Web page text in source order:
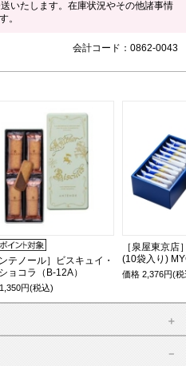
いたします。在庫状況やその他諸事情
。
会計コード：0862-0043
ンテノール］ビスキュイ・
ョコラ（B-12A）
1,350円(税込)
［泉屋東京店
(10袋入り)
価格2,376円(